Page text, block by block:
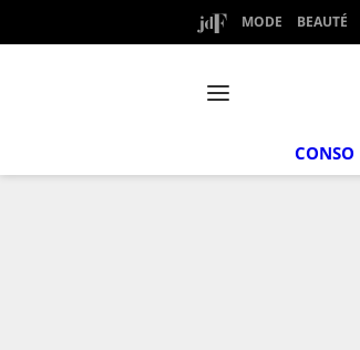
MODE BEAUTÉ
CONSO